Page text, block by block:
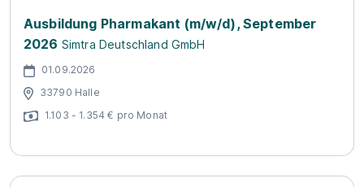
Ausbildung Pharmakant (m/w/d), September
2026 Simtra Deutschland GmbH
01.09.2026
33790 Halle
1.103 - 1.354 € pro Monat